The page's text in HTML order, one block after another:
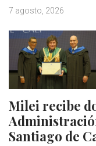
7 agosto, 2026
Milei recibe
Santiago de